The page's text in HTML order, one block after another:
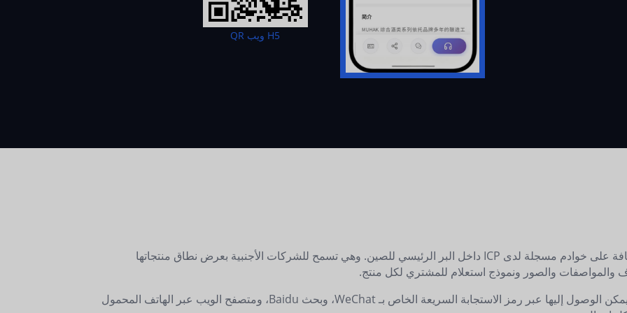
H5 ويب QR
صفحة الكتالوج هي صفحة قائمة المنتجات مستضافة على خوادم مسجلة لدى ICP داخل البر الرئيسي للصين. وهي تسمح للشركات الأجنبية بعرض نطاق منتجاتها
والمواصفات والصور ونموذج استعلام للمشتري لكل منتج.
ترتبط صفحات الكتالوج بصفحة العلامة التجارية ويمكن الوصول إليها عبر رمز الاستجابة السريعة الخاص بـ WeChat، وبحث Baidu، ومتصفح الويب عبر الهاتف المحمول